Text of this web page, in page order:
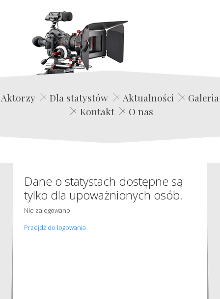
Edwin Film Agencja Aktorska
Aktorzy Dla statystów Aktualności
Galeria
Kontakt
O nas
Dane o statystach dostępne są
tylko dla upoważnionych osób.
Nie zalogowano
Przejdź do logowania